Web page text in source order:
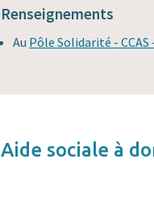
Renseignements
Au Pôle Solidarité - CCAS
Aide sociale à